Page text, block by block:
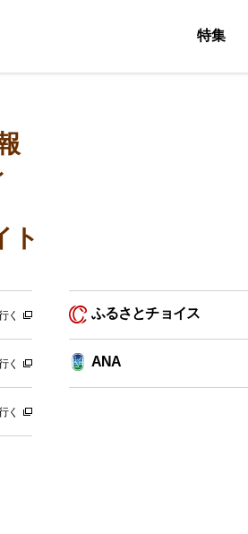
特集
ト
く ふるさとチョイス
く ANA
く